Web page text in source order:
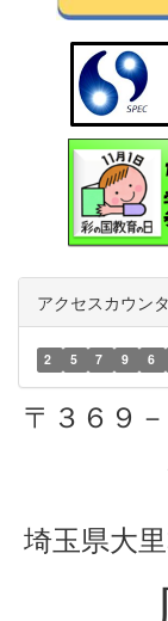
アクセスカウン
2 5 7 9 6
〒３６９
埼玉県大